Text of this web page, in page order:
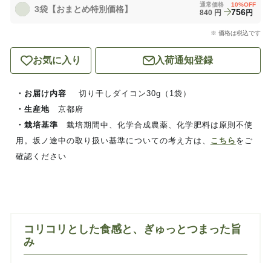
3袋【おまとめ特別価格】 通常価格
840 円
10%OFF
756円
※ 価格は税込です
お気に入り 入荷通知登録
・お届け内容 切り干しダイコン30g（1袋）
・生産地京都府
・栽培基準 栽培期間中、化学合成農薬、化学肥料は原則不使
用。坂ノ途中の取り扱い基準についての考え方は、 こちら をご
確認ください
コリコリとした食感と、ぎゅっとつまった旨
み